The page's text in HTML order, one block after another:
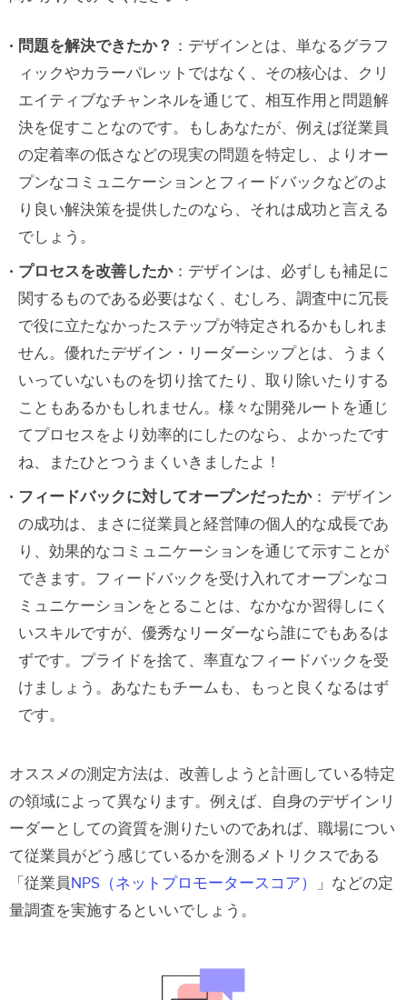
問題を解決できたか？ ：デザインとは、単なるグラフ
ィックやカラーパレットではなく、その核心は、クリ
エイティブなチャンネルを通じて、相互作用と問題解
決を促すことなのです。もしあなたが、例えば従業員
の定着率の低さなどの現実の問題を特定し、よりオー
プンなコミュニケーションとフィードバックなどのよ
り良い解決策を提供したのなら、それは成功と言える
でしょう。
プロセスを改善したか：デザインは、必ずしも補足に
関するものである必要はなく、むしろ、調査中に冗長
で役に立たなかったステップが特定されるかもしれま
せん。優れたデザイン・リーダーシップとは、うまく
いっていないものを切り捨てたり、取り除いたりする
こともあるかもしれません。様々な開発ルートを通じ
てプロセスをより効率的にしたのなら、よかったです
ね、またひとつうまくいきましたよ！
フィードバックに対してオープンだったか： デザイン
の成功は、まさに従業員と経営陣の個人的な成長であ
り、効果的なコミュニケーションを通じて示すことが
できます。フィードバックを受け入れてオープンなコ
ミュニケーションをとることは、なかなか習得しにく
いスキルですが、優秀なリーダーなら誰にでもあるは
ずです。プライドを捨て、率直なフィードバックを受
けましょう。あなたもチームも、もっと良くなるはず
です。
オススメの測定方法は、改善しようと計画している特定
の領域によって異なります。例えば、自身のデザインリ
ーダーとしての資質を測りたいのであれば、職場につい
て従業員がどう感じているかを測るメトリクスである
「従業員NPS（ネットプロモータースコア）
」などの定
量調査を実施するといいでしょう。